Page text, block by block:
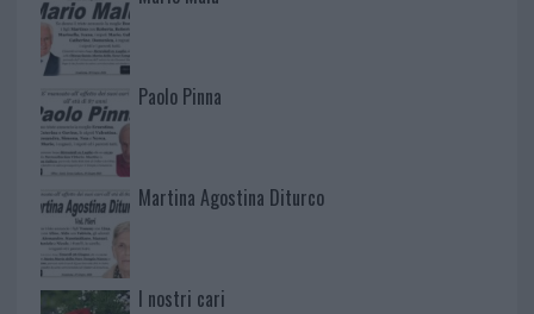
Paolo Pinna
Martina Agostina Diturco
I nostri cari